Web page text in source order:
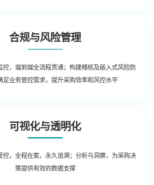
合规与风险管理
控，端到端全流程贯通；构建稽核及嵌入式风险防
足业务管控需求，提升采购效率和风控水平
可视化与透明化
控，全程在案，永久追溯；分析与洞察，为采购决
策提供有效的数据支撑